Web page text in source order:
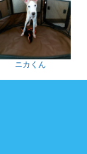
ニカくん